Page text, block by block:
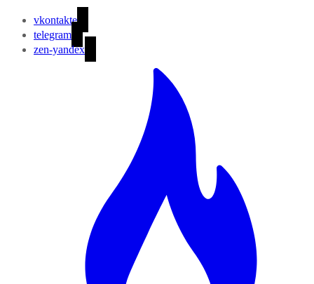
vkontakte
telegram
zen-yandex